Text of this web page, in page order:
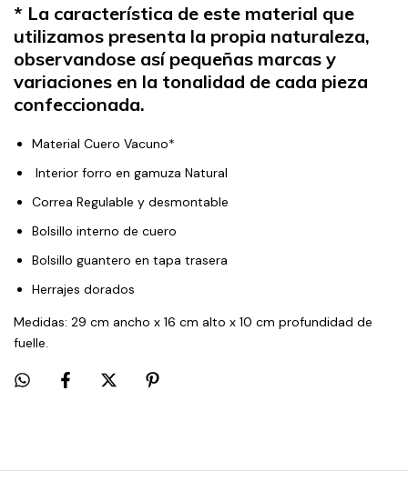
* La característica de este material que
utilizamos presenta la propia naturaleza,
observandose así pequeñas marcas y
variaciones en la tonalidad de cada pieza
confeccionada.
Material Cuero Vacuno*
Interior forro en gamuza Natural
Correa Regulable y desmontable
Bolsillo interno de cuero
Bolsillo guantero en tapa trasera
Herrajes dorados
Medidas: 29 cm ancho x 16 cm alto x 10 cm profundidad de
fuelle.